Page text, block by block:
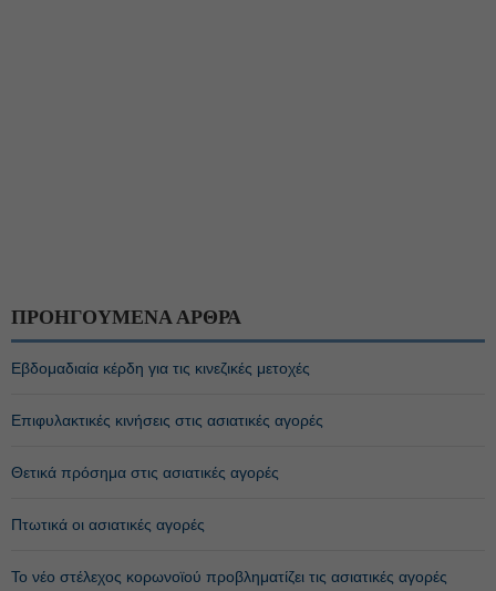
ΠΡΟΗΓΟΥΜΕΝΑ ΑΡΘΡΑ
Εβδομαδιαία κέρδη για τις κινεζικές μετοχές
Επιφυλακτικές κινήσεις στις ασιατικές αγορές
Θετικά πρόσημα στις ασιατικές αγορές
Πτωτικά οι ασιατικές αγορές
Το νέο στέλεχος κορωνοϊού προβληματίζει τις ασιατικές αγορές